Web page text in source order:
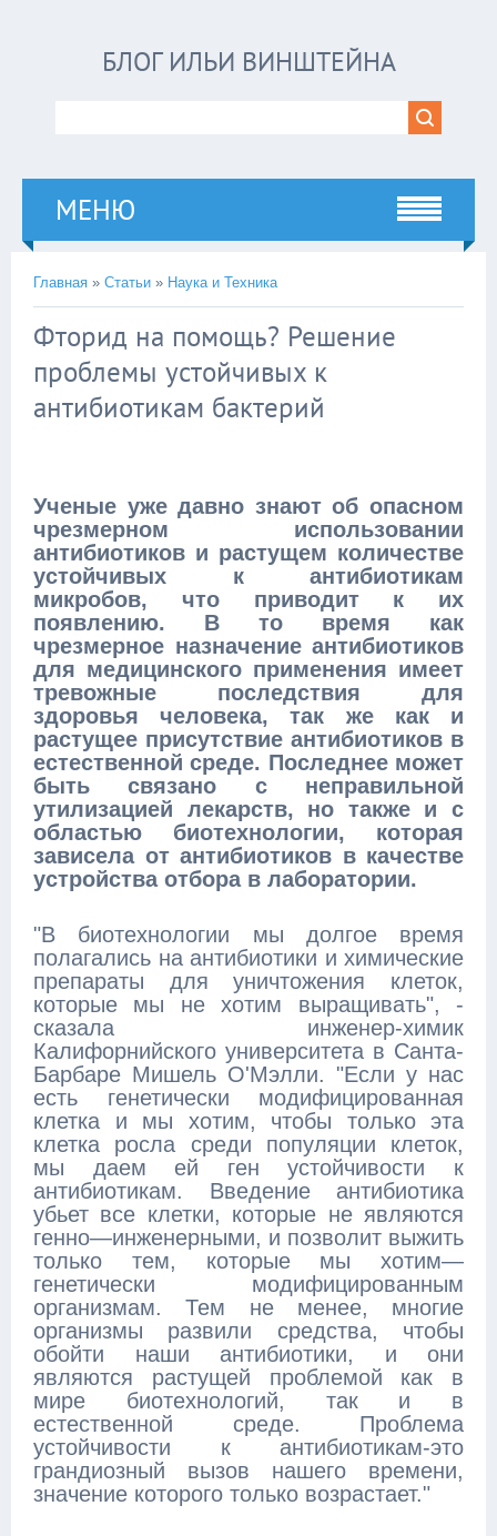
БЛОГ ИЛЬИ ВИНШТЕЙНА
МЕНЮ
Главная » Статьи » Наука и Техника
Фторид на помощь? Решение
проблемы устойчивых к
антибиотикам бактерий
Ученые уже давно знают об опасном
чрезмерном использовании
антибиотиков и растущем количестве
устойчивых к антибиотикам
микробов, что приводит к их
появлению. В то время как
чрезмерное назначение антибиотиков
для медицинского применения имеет
тревожные последствия для
здоровья человека, так же как и
растущее присутствие антибиотиков в
естественной среде. Последнее может
быть связано с неправильной
утилизацией лекарств, но также и с
областью биотехнологии, которая
зависела от антибиотиков в качестве
устройства отбора в лаборатории.
"В биотехнологии мы долгое время
полагались на антибиотики и химические
препараты для уничтожения клеток,
которые мы не хотим выращивать", -
сказала инженер-химик
Калифорнийского университета в Санта-
Барбаре Мишель О'Мэлли. "Если у нас
есть генетически модифицированная
клетка и мы хотим, чтобы только эта
клетка росла среди популяции клеток,
мы даем ей ген устойчивости к
антибиотикам. Введение антибиотика
убьет все клетки, которые не являются
генно—инженерными, и позволит выжить
только тем, которые мы хотим—
генетически модифицированным
организмам. Тем не менее, многие
организмы развили средства, чтобы
обойти наши антибиотики, и они
являются растущей проблемой как в
мире биотехнологий, так и в
естественной среде. Проблема
устойчивости к антибиотикам-это
грандиозный вызов нашего времени,
значение которого только возрастает."